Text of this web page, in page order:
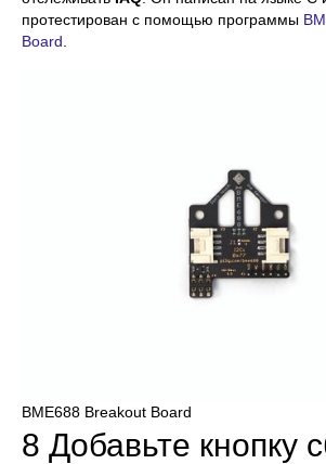
протестирован с помощью программы
Board
BME688 Breakout Board
8 Добавьте кнопку